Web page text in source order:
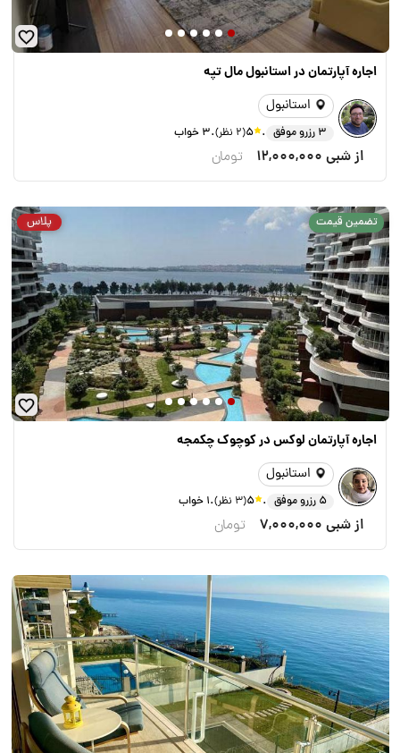
اجاره آپارتمان در استانبول مال تپه
استانبول
3 رزرو موفق .
5(2 نظر) .3 خواب
از شبی 12,000,000 تومان
پلاس تضمین قیمت
اجاره آپارتمان لوکس در کوچوک چکمجه
استانبول
5 رزرو موفق .
5(3 نظر) .1 خواب
از شبی 7,000,000 تومان